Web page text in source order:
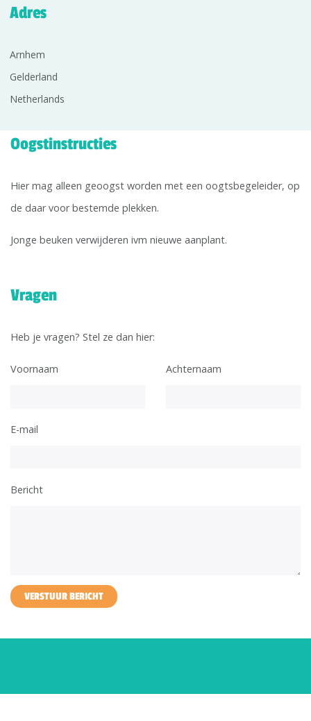
Adres
Arnhem
Gelderland
Netherlands
Oogstinstructies
Hier mag alleen geoogst worden met een oogtsbegeleider, op
de daar voor bestemde plekken.
Jonge beuken verwijderen ivm nieuwe aanplant.
Vragen
Heb je vragen? Stel ze dan hier:
Voornaam Achternaam
E-mail
Bericht
VERSTUUR BERICHT